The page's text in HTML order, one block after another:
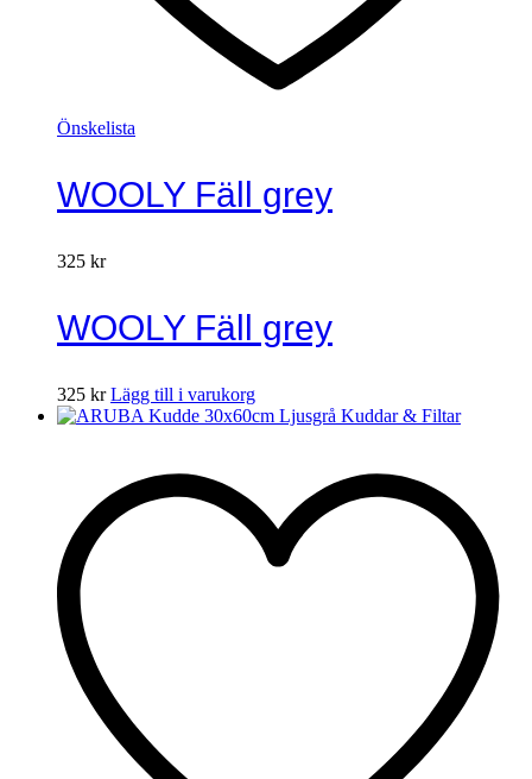
Önskelista
WOOLY Fäll grey
325 kr
WOOLY Fäll grey
325 kr Lägg till i varukorg